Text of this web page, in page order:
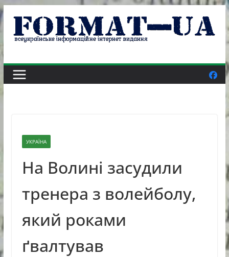
Skip
content
УКРАЇНА
На Волині засудили
тренера з волейболу,
який роками
ґвалтував